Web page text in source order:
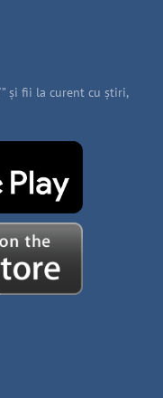
și fii la curent cu știri,